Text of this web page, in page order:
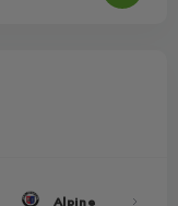
Alpine